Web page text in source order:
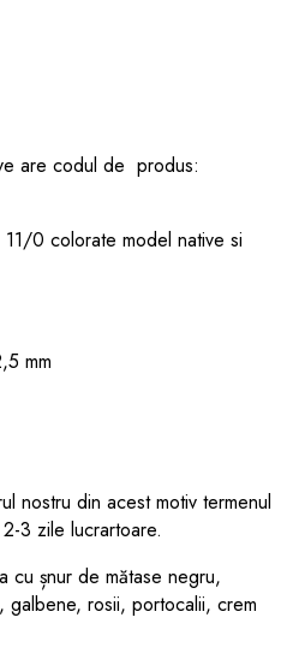
are codul de produs:
0 colorate model native si
mm
nostru din acest motiv termenul
3 zile lucrartoare.
cu șnur de mătase negru,
galbene, rosii, portocalii, crem